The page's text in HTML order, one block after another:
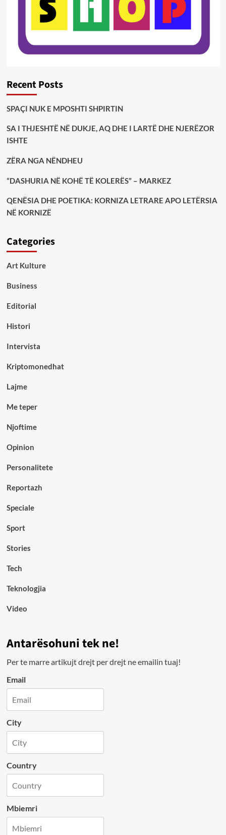
Recent Posts
SPAÇI NUK E MPOSHTI SHPIRTIN
SA I THJESHTË NË DUKJE, AQ DHE I LARTË DHE NJERËZOR
ISHTE
ZËRA NGA NËNDHEU
“DASHURIA NË KOHË TË KOLERËS” – MARKEZ
QENËSIA DHE POETIKA: KORNIZA LETRARE APO LETËRSIA
NË KORNIZË
Categories
Art Kulture
Business
Editorial
Histori
Intervista
Kriptomonedhat
Lajme
Me teper
Njoftime
Opinion
Personalitete
Reportazh
Speciale
Sport
Stories
Tech
Teknologjia
Video
Antarësohuni tek ne!
Per te marre artikujt drejt per drejt ne emailin tuaj!
Email
City
Country
Mbiemri